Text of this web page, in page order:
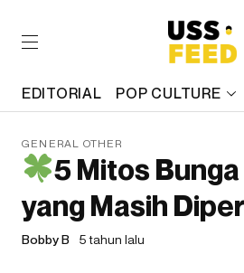
EDITORIAL POP CULTURE
GENERAL OTHER
5 Mitos
yang Masih
Bobby B 5 tahun lalu